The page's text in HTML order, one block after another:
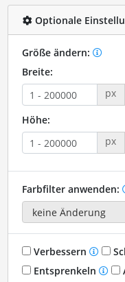
Optionale
Größe ändern:
Breite:
px
Höhe:
px
Farbfilter anwenden:
Verbessern
Entsprenkeln